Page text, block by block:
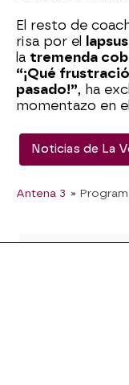
El resto de
risa por el
lapsus
la tremenda
“¡Qué
pasado!”, ha
momentazo en
Noticias de La
Antena 3 »